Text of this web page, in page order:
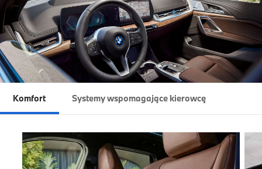
Komfort Systemy wspomagające kierowcę